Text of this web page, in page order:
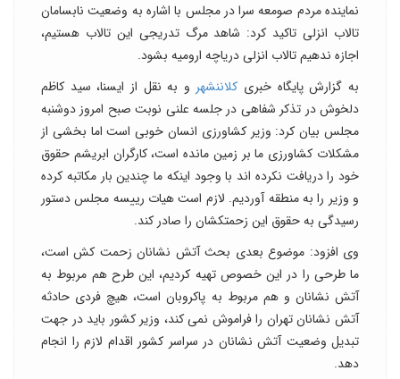
نماینده مردم صومعه سرا در مجلس با اشاره به وضعیت نابسامان
تالاب انزلی تاکید کرد: شاهد مرگ تدریجی این تالاب هستیم،
اجازه ندهیم تالاب انزلی دریاچه ارومیه بشود.
به گزارش پایگاه خبری کلاننشهرو به نقل از ایسنا، سید کاظم
دلخوش در تذکر شفاهی در جلسه علنی نوبت صبح امروز دوشنبه
مجلس بیان کرد: وزیر کشاورزی انسان خوبی است اما بخشی از
مشکلات کشاورزی ما بر زمین مانده است، کارگران ابریشم حقوق
خود را دریافت نکرده اند با وجود اینکه ما چندین بار مکاتبه کرده
و وزیر را به منطقه آوردیم. لازم است هیات رییسه مجلس دستور
رسیدگی به حقوق این زحمتکشان را صادر کند.
وی افزود: موضوع بعدی بحث آتش نشانان زحمت کش است،
ما طرحی را در این خصوص تهیه کردیم، این طرح هم مربوط به
آتش نشانان و هم مربوط به پاکروبان است، هیچ فردی حادثه
آتش نشانان تهران را فراموش نمی کند، وزیر کشور باید در جهت
تبدیل وضعیت آتش نشانان در سراسر کشور اقدام لازم را انجام
دهد.